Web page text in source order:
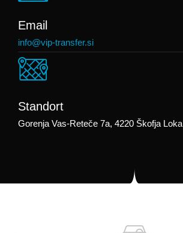
Email
info@vip-transfer.si
Standort
Gorenja Vas-Reteče 7a, 4220 Škofja Loka